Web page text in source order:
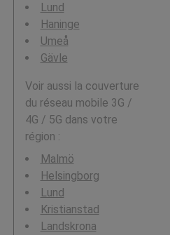
Lund
Haninge
Umeå
Gävle
Voir aussi la couverture
du réseau mobile 3G /
4G / 5G dans votre
région :
Malmö
Helsingborg
Lund
Kristianstad
Landskrona